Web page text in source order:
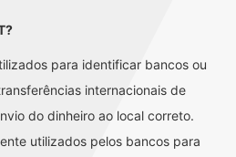
para identificar bancos ou
internacionais de
do dinheiro ao local correto.
utilizados pelos bancos para